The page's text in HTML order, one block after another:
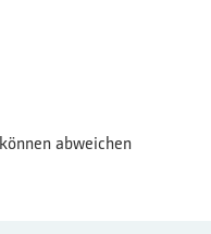
abweichen